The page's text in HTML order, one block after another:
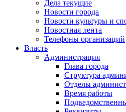
Дела текущие
Новости города
Новости культуры и
Новостная лента
Телефоны организаций
Власть
Администрация
Глава города
Структура
Отделы
Время работы